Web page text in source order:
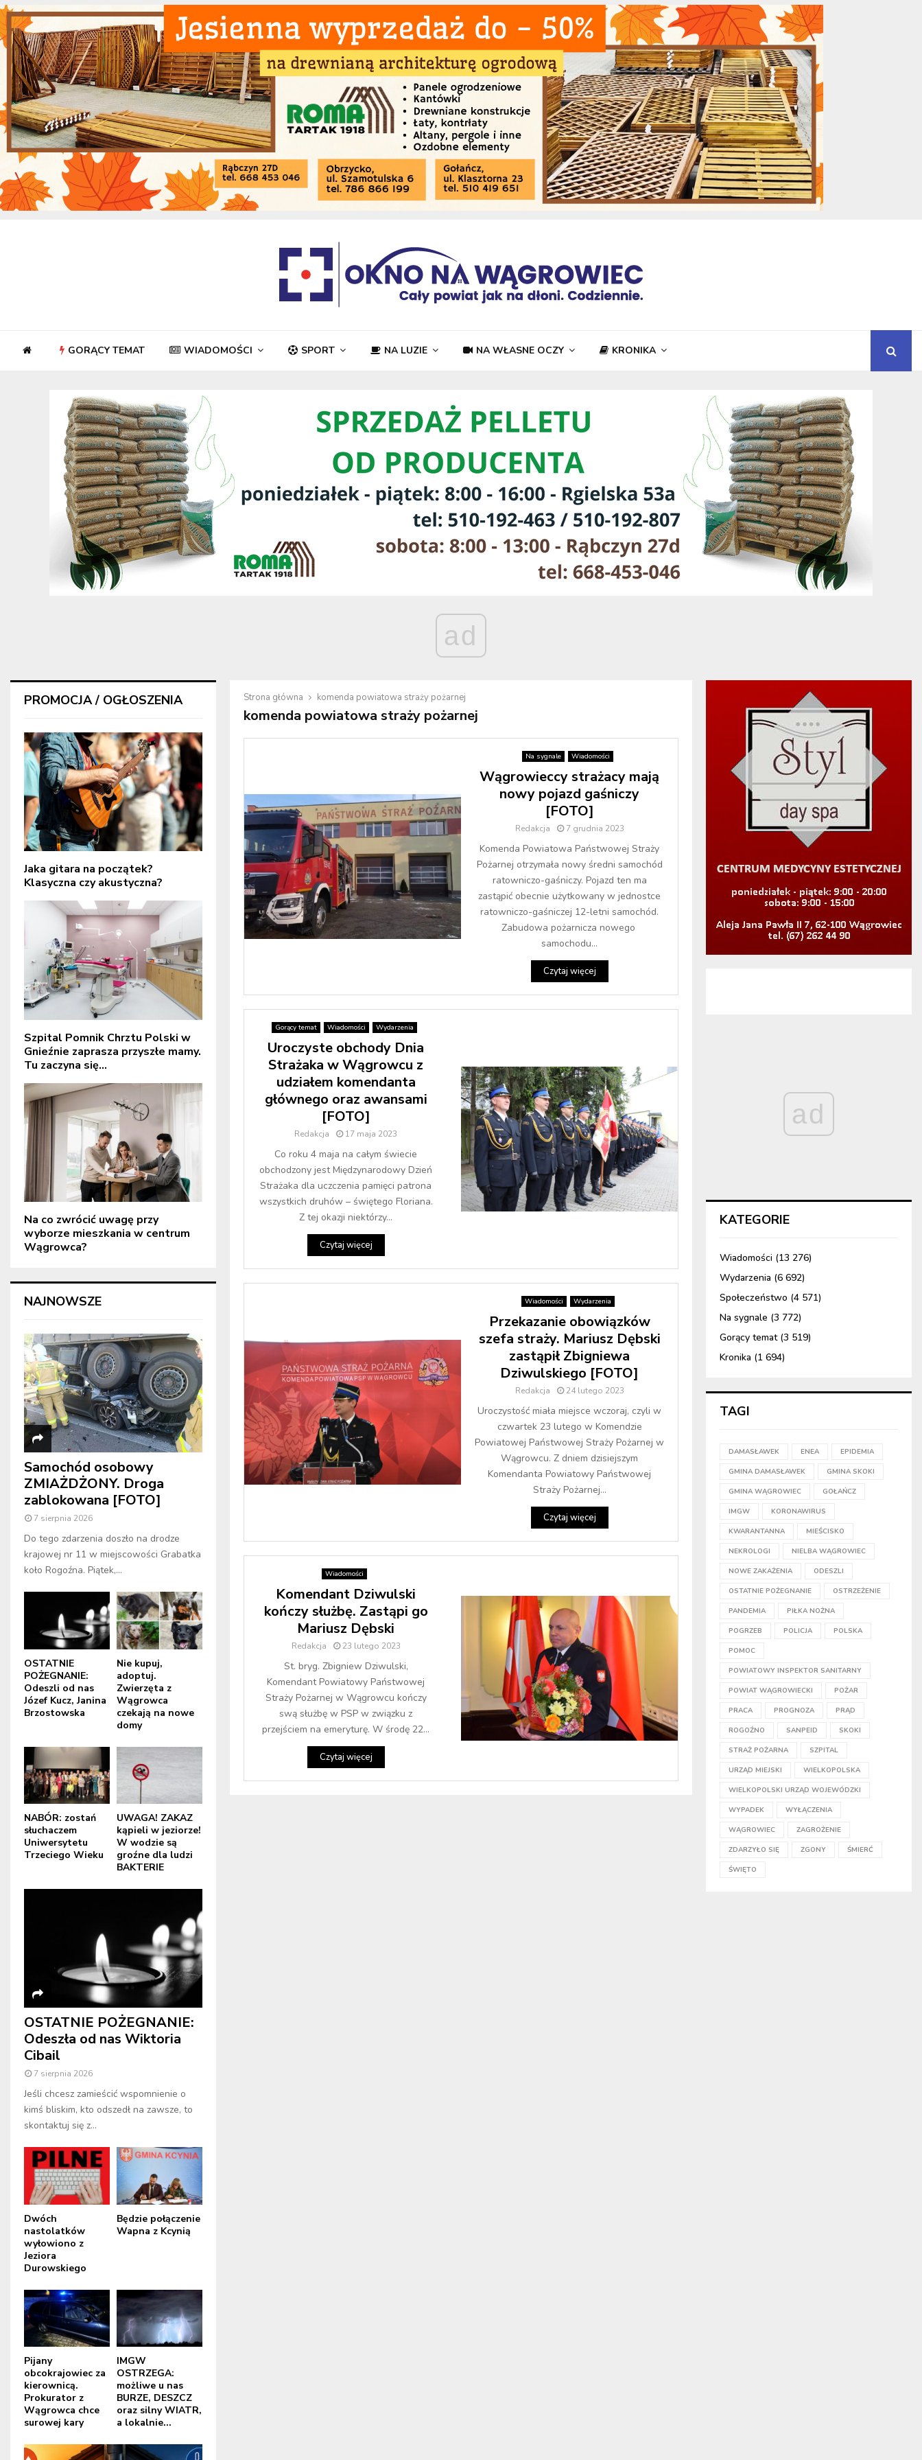
GORĄCY TEMAT WIADOMOŚCI SPORT NA LUZIE NA WŁASNE OCZY KRONIKA
ad
Strona główna komenda powiatowa straży pożarnej
komenda powiatowa straży pożarnej
Na sygnale Wiadomości
Wągrowieccy strażacy mają
nowy pojazd gaśniczy
[FOTO]
Redakcja 7 grudnia 2023
Komenda Powiatowa Państwowej Straży
Pożarnej otrzymała nowy średni samochód
ratowniczo-gaśniczy. Pojazd ten ma
zastąpić obecnie użytkowany w jednostce
ratowniczo-gaśniczej 12-letni samochód.
Zabudowa pożarnicza nowego
samochodu...
Czytaj więcej
Gorący temat Wiadomości Wydarzenia
Uroczyste obchody Dnia
Strażaka w Wągrowcu z
udziałem komendanta
głównego oraz awansami
[FOTO]
Redakcja 17 maja 2023
Co roku 4 maja na całym świecie
obchodzony jest Międzynarodowy Dzień
Strażaka dla uczczenia pamięci patrona
wszystkich druhów – świętego Floriana.
Z tej okazji niektórzy...
Czytaj więcej
Wiadomości Wydarzenia
Przekazanie obowiązków
szefa straży. Mariusz Dębski
zastąpił Zbigniewa
Dziwulskiego [FOTO]
Redakcja 24 lutego 2023
Uroczystość miała miejsce wczoraj, czyli w
czwartek 23 lutego w Komendzie
Powiatowej Państwowej Straży Pożarnej w
Wągrowcu. Z dniem dzisiejszym
Komendanta Powiatowy Państwowej
Straży Pożarnej...
Czytaj więcej
Wiadomości
Komendant Dziwulski
kończy służbę. Zastąpi go
Mariusz Dębski
Redakcja 23 lutego 2023
St. bryg. Zbigniew Dziwulski,
Komendant Powiatowy Państwowej
Straży Pożarnej w Wągrowcu kończy
swą służbę w PSP w związku z
przejściem na emeryturę. W środę 22...
Czytaj więcej
PROMOCJA / OGŁOSZENIA
Jaka gitara na początek?
Klasyczna czy akustyczna?
Szpital Pomnik Chrztu Polski w
Gnieźnie zaprasza przyszłe mamy.
Tu zaczyna się...
Na co zwrócić uwagę przy
wyborze mieszkania w centrum
Wągrowca?
NAJNOWSZE
Samochód osobowy
ZMIAŻDŻONY. Droga
zablokowana [FOTO]
7 sierpnia 2026
Do tego zdarzenia doszło na drodze
krajowej nr 11 w miejscowości Grabatka
koło Rogoźna. Piątek,...
OSTATNIE
POŻEGNANIE:
Odeszli od nas
Józef Kucz, Janina
Brzostowska
Nie kupuj,
adoptuj.
Zwierzęta z
Wągrowca
czekają na nowe
domy
NABÓR: zostań
słuchaczem
Uniwersytetu
Trzeciego Wieku
UWAGA! ZAKAZ
kąpieli w jeziorze!
W wodzie są
groźne dla ludzi
BAKTERIE
OSTATNIE POŻEGNANIE:
Odeszła od nas Wiktoria
Cibail
7 sierpnia 2026
Jeśli chcesz zamieścić wspomnienie o
kimś bliskim, kto odszedł na zawsze, to
skontaktuj się z...
Dwóch
nastolatków
wyłowiono z
Jeziora
Durowskiego
Będzie połączenie
Wapna z Kcynią
Pijany
obcokrajowiec za
kierownicą.
Prokurator z
Wągrowca chce
surowej kary
IMGW
OSTRZEGA:
możliwe u nas
BURZE, DESZCZ
oraz silny WIATR,
a lokalnie...
ad
KATEGORIE
Wiadomości (13 276)
Wydarzenia (6 692)
Społeczeństwo (4 571)
Na sygnale (3 772)
Gorący temat(3 519)
Kronika (1 694)
TAGI
DAMASŁAWEK ENEA EPIDEMIA
GMINA DAMASŁAWEK GMINA SKOKI
GMINA WĄGROWIEC GOŁAŃCZ
IMGW KORONAWIRUS
KWARANTANNA MIEŚCISKO
NEKROLOGI NIELBA WĄGROWIEC
NOWE ZAKAŻENIA ODESZLI
OSTATNIE POŻEGNANIE OSTRZEŻENIE
PANDEMIA PIŁKA NOŻNA
POGRZEB POLICJA POLSKA
POMOC
POWIATOWY INSPEKTOR SANITARNY
POWIAT WĄGROWIECKI POŻAR
PRACA PROGNOZA PRĄD
ROGOŹNO SANPEID SKOKI
STRAŻ POŻARNA SZPITAL
URZĄD MIEJSKI WIELKOPOLSKA
WIELKOPOLSKI URZĄD WOJEWÓDZKI
WYPADEK WYŁĄCZENIA
WĄGROWIEC ZAGROŻENIE
ZDARZYŁO SIĘ ZGONY ŚMIERĆ
ŚWIĘTO